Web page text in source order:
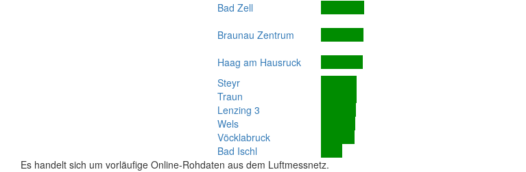
Bad Zell
Braunau Zentrum
Haag am Hausruck
Steyr
Traun
Lenzing 3
Wels
Vöcklabruck
Bad Ischl
Es handelt sich um vorläufige Online-Rohdaten aus dem Luftmessnetz.